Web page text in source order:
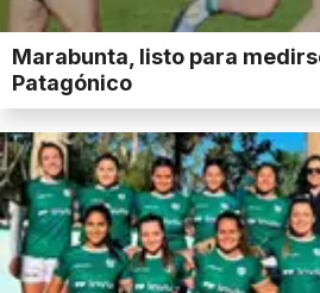
Marabunta, listo para
Patagónico